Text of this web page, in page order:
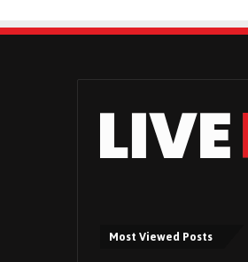
Most Viewed Posts